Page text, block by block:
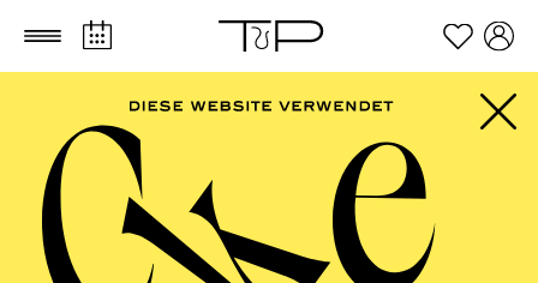
Zum Hauptinhalt springen Zum Footer springen